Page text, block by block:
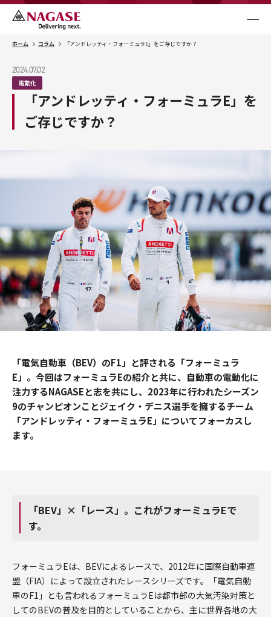
NAGASE Mobility
Business
Case Studies
取り組み事例
お知らせ
Contact Us
お問い合わせ
ホーム コラム 「アンドレッティ・フォーミュラE」をご存じですか？
2024.07.02
電動化
「アンドレッティ・フォーミュラE」を
ご存じですか？
「電気自動車（BEV）のF1」と評される「フォーミュラ
E」。今回はフォーミュラEの紹介と共に、自動車の電動化に
注力するNAGASEと志を共にし、2023年に行われたシーズン
9のチャンピオンことジェイク・デニス選手を擁するチーム
「アンドレッティ・フォーミュラE」についてフォーカスし
ます。
「BEV」×「レース」。これがフォーミュラEで
す。
フォーミュラEは、BEVによるレースで、2012年に国際自動車連
盟（FIA）によって設立されたレースシリーズです。「電気自動
車のF1」とも言われるフォーミュラEは都市部の大気汚染対策と
してのBEVの普及を目的としていることから、主に世界各地の大